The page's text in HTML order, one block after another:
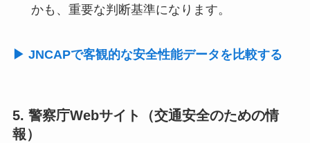
かも、重要な判断基準になります。
▶ JNCAPで客観的な安全性能データを比較する
5. 警察庁Webサイト（交通安全のための情
報）